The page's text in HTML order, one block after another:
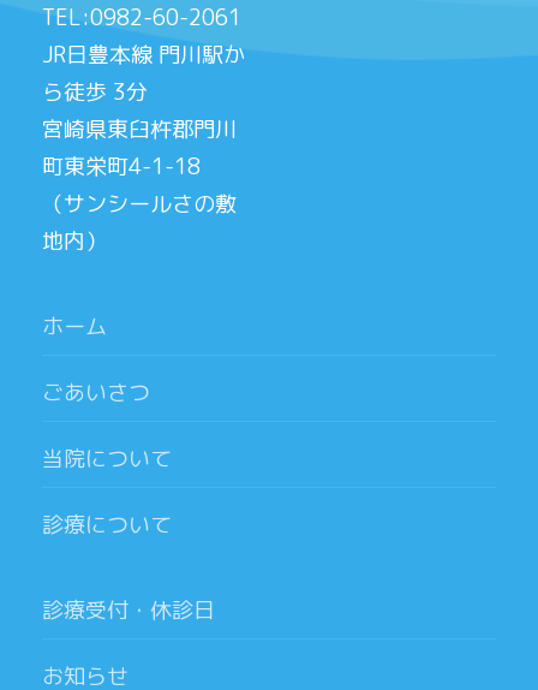
TEL:0982-60-2061
JR日豊本線 門川駅か
ら徒歩 3分
宮崎県東臼杵郡門川
町東栄町4-1-18
（サンシールさの敷
地内）
ホーム
ごあいさつ
当院について
診療について
診療受付・休診日
お知らせ